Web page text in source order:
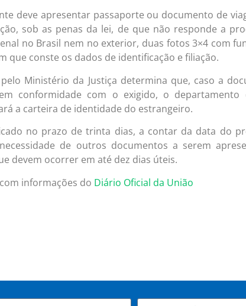
deve apresentar passaporte ou documento de
sob as penas da lei, de que não responde a
no Brasil nem no exterior, duas fotos 3×4 com
que conste os dados de identificação e filiação.
Ministério da Justiça determina que, caso a
conformidade com o exigido, o departamento
a carteira de identidade do estrangeiro.
no prazo de trinta dias, a contar da data do
de outros documentos a serem
devem ocorrer em até dez dias úteis.
informações do Diário Oficial da União